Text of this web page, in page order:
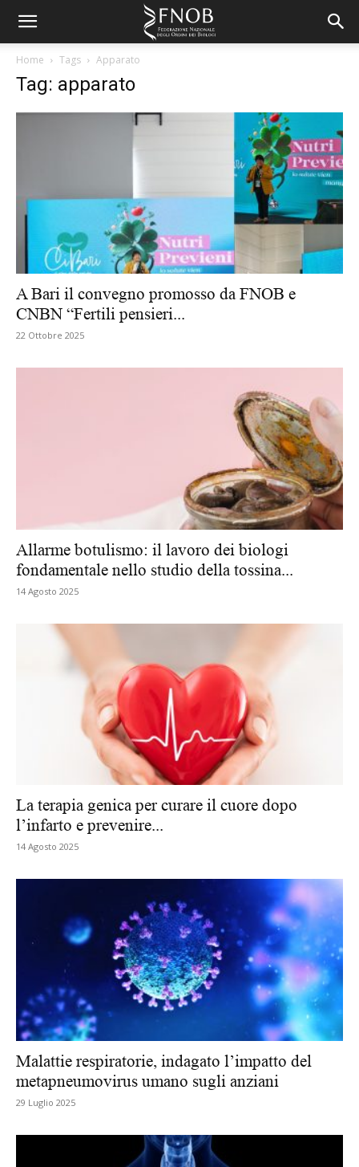
Home Tags Apparato
Tag: apparato
A Bari il convegno promosso da FNOB e
CNBN “Fertili pensieri...
22 Ottobre 2025
Allarme botulismo: il lavoro dei biologi
fondamentale nello studio della tossina...
14 Agosto 2025
La terapia genica per curare il cuore dopo
l’infarto e prevenire...
14 Agosto 2025
Malattie respiratorie, indagato l’impatto del
metapneumovirus umano sugli anziani
29 Luglio 2025